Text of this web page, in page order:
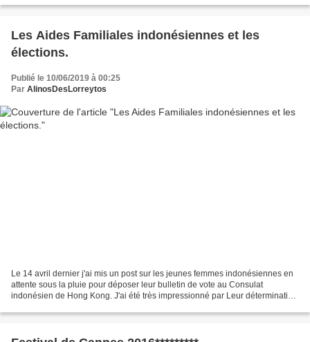
Les Aides Familiales indonésiennes et les
élections.
Publié le 10/06/2019 à 00:25
Par AlinosDesLorreytos
Le 14 avril dernier j'ai mis un post sur les jeunes femmes indonésiennes en
attente sous la pluie pour déposer leur bulletin de vote au Consulat
indonésien de Hong Kong. J'ai été très impressionné par Leur détermination